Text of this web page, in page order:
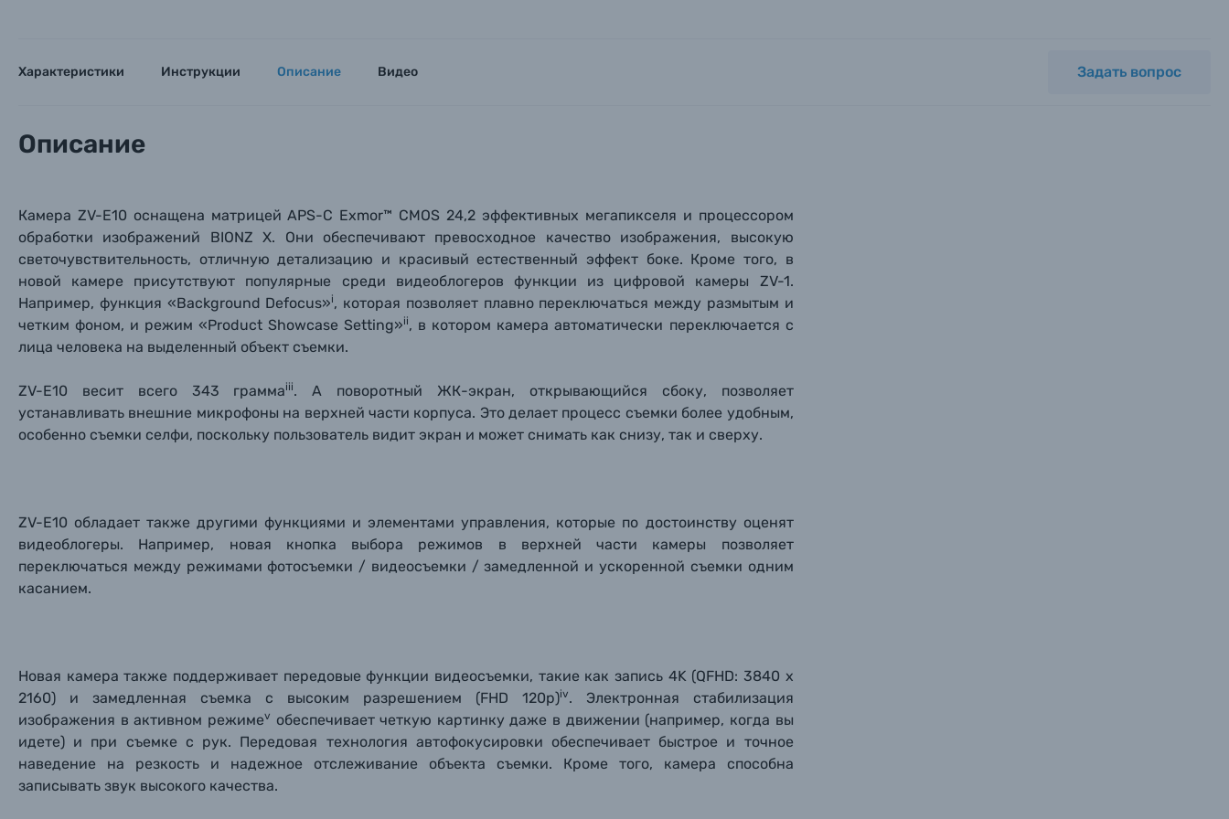
Каталог товаров
Характеристики Инструкции Описание Видео Задать вопрос
Описание
Камера ZV-E10 оснащена матрицей APS-C Exmor™ CMOS 24,2 эффективных мегапикселя и процессором
обработки изображений BIONZ X. Они обеспечивают превосходное качество изображения, высокую
светочувствительность, отличную детализацию и красивый естественный эффект боке. Кроме того, в
новой камере присутствуют популярные среди видеоблогеров функции из цифровой камеры ZV-1.
Например, функция «Background Defocus»i, которая позволяет плавно переключаться между размытым и
четким фоном, и режим «Product Showcase Setting»ii, в котором камера автоматически переключается с
лица человека на выделенный объект съемки.
ZV-E10 весит всего 343 граммаiii. А поворотный ЖК-экран, открывающийся сбоку, позволяет
устанавливать внешние микрофоны на верхней части корпуса. Это делает процесс съемки более удобным,
особенно съемки селфи, поскольку пользователь видит экран и может снимать как снизу, так и сверху.
ZV-E10 обладает также другими функциями и элементами управления, которые по достоинству оценят
видеоблогеры. Например, новая кнопка выбора режимов в верхней части камеры позволяет
переключаться между режимами фотосъемки / видеосъемки / замедленной и ускоренной съемки одним
касанием.
Новая камера также поддерживает передовые функции видеосъемки, такие как запись 4K (QFHD: 3840 x
2160) и замедленная съемка с высоким разрешением (FHD 120p)iv. Электронная стабилизация
изображения в активном режимеv обеспечивает четкую картинку даже в движении (например, когда вы
идете) и при съемке с рук. Передовая технология автофокусировки обеспечивает быстрое и точное
наведение на резкость и надежное отслеживание объекта съемки. Кроме того, камера способна
записывать звук высокого качества.